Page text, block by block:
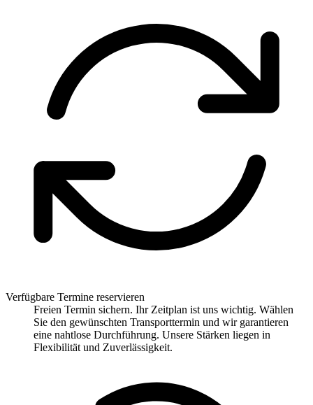
Verfügbare Termine reservieren
Freien Termin sichern. Ihr Zeitplan ist uns wichtig. Wählen
Sie den gewünschten Transporttermin und wir garantieren
eine nahtlose Durchführung. Unsere Stärken liegen in
Flexibilität und Zuverlässigkeit.